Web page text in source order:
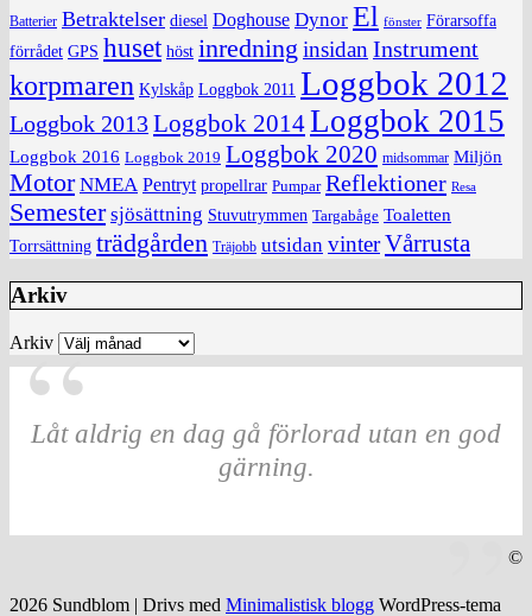
Batterier Betraktelser diesel Doghouse Dynor El fönster Förarsoffa
förrådet GPS huset höst inredning insidan Instrument
korpmaren Kylskåp Loggbok 2011 Loggbok 2012
Loggbok 2013Loggbok 2014Loggbok 2015
Loggbok 2016 Loggbok 2019 Loggbok 2020 midsommar Miljön
Motor NMEA Pentryt propellrar Pumpar Reflektioner Resa
Semester sjösättning Stuvutrymmen Targabåge Toaletten
Torrsättning trädgården Träjobb utsidan vinterVårrusta
Arkiv
Arkiv
Låt aldrig en dag gå förlorad utan en god
gärning.
©
2026 Sundblom | Drivs med Minimalistisk blogg WordPress-tema